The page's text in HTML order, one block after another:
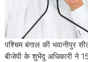
पश्चिम बंगाल की भवानीपुर
बीजेपी के शुभेंदु अधिकारी ने